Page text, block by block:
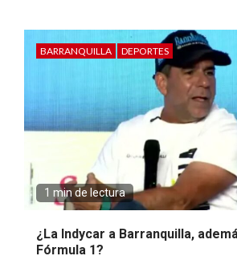
BARRANQUILLA DEPORTES
1 min de lectura
¿La Indycar a Barranquilla,
Fórmula 1?